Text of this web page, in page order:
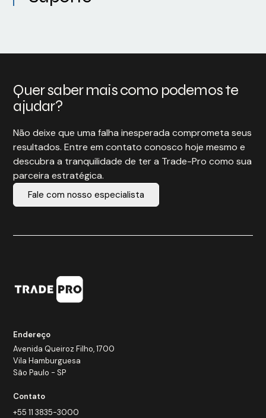
Quer saber mais como podemos te
ajudar?
Não deixe que uma falha inesperada comprometa seus
resultados. Entre em contato conosco hoje mesmo e
descubra a tranquilidade de ter a Trade-Pro como sua
parceira estratégica.
Fale com nosso especialista
Endereço
Avenida Queiroz Filho, 1700
Vila Hamburguesa
São Paulo - SP
Contato
+55 11 3835-3000